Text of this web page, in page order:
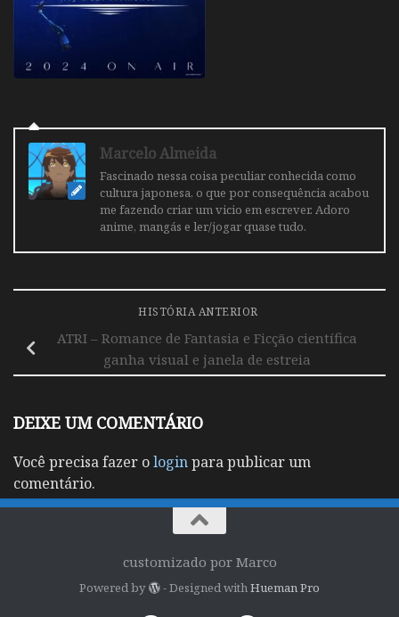
Marcelo Almeida
Fascinado nessa coisa peculiar conhecida como
cultura japonesa, o que por consequência acabou
me fazendo criar um vicio em escrever. Adoro
anime, mangás e ler/jogar quase tudo.
HISTÓRIA ANTERIOR
ATRI – Romance de Fantasia e Ficção científica
ganha visual e janela de estreia
DEIXE UM COMENTÁRIO
Você precisa fazer ologinpara publicar um
comentário.
customizado por Marco
Powered by - Designed with Hueman Pro